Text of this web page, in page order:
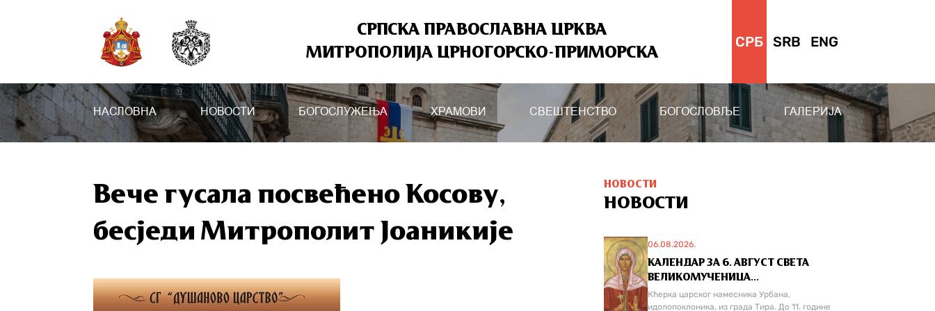
СРПСКА ПРАВОСЛАВНА ЦРКВА
МИТРОПОЛИЈА ЦРНОГОРСКО-ПРИМОРСКА
СРБ SRB ENG
НАСЛОВНА НОВОСТИ БОГОСЛУЖЕЊА ХРАМОВИ СВЕШТЕНСТВО БОГОСЛОВЉЕ ГАЛЕРИЈА
Вече гусала посвећено Косову,
бесједи Митрополит Јоаникије
НОВОСТИ
НОВОСТИ
06.08.2026.
КАЛЕНДАР ЗА 6. АВГУСТ СВЕТА
ВЕЛИКОМУЧЕНИЦА...
Кћерка царског намесника Урбана,
идолопоклоника, из града Тира. До 11. године